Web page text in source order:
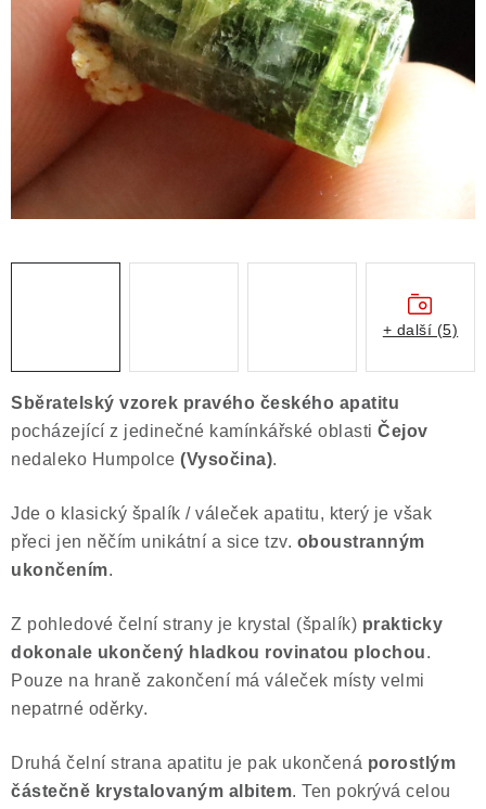
ČLÁNKY
NALEZIŠTĚ
VIDEOGALERIE
Výkup minerálů a drahých kamenů
Formulář pro uplatnění reklamace
Poučení o právu na odstoupení od smlouvy
Sběratelský vzorek pravého českého apatitu
pocházející z jedinečné kamínkářské oblasti Čejov
nedaleko Humpolce (Vysočina).
Jde o klasický špalík / váleček apatitu, který je však
přeci jen něčím unikátní a sice tzv. oboustranným
ukončením.
Z pohledové čelní strany je krystal (špalík) prakticky
dokonale ukončený hladkou rovinatou plochou.
Pouze na hraně zakončení má váleček místy velmi
nepatrné oděrky.
Druhá čelní strana apatitu je pak ukončená porostlým
částečně krystalovaným albitem. Ten pokrývá celou
+ další (5)